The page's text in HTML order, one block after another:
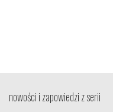
nowości i zapowiedzi z serii